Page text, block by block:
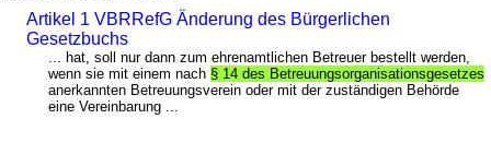
Artikel 1 VBRRefG Änderung des Bürgerlichen
Gesetzbuchs
... hat, soll nur dann zum ehrenamtlichen Betreuer bestellt werden,
wenn sie mit einem nach § 14 des Betreuungsorganisationsgesetzes
anerkannten Betreuungsverein oder mit der zuständigen Behörde
eine Vereinbarung ...